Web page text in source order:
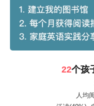
22个孩
人均